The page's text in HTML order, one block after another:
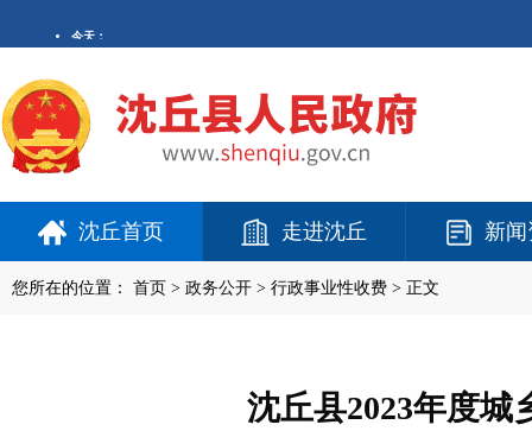
沈丘首页 走进沈丘 新
您所在的位置： 首页 > 政务公开 > 行政事业性收费 > 正文
沈丘县2023年度城